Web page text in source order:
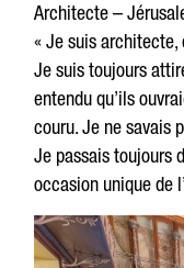
Architecte –
« Je suis architecte,
Je suis toujours
entendu qu’ils
couru. Je ne savais
Je passais toujours
occasion unique de